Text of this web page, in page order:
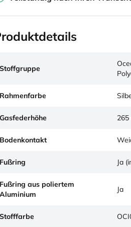
Stoffgruppe
Rahmenfarbe
Gasfederhöhe 265
Bodenkontakt
Fußring Ja
Fußring aus poliertem
Aluminium
Ja
Stofffarbe